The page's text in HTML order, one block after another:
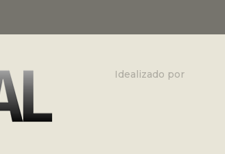
Idealizado por